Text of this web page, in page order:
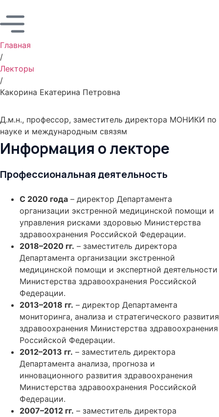
Главная
/
Лекторы
/
Какорина Екатерина Петровна
Какорина Екатерина
Петровна
Д.м.н., профессор, заместитель директора МОНИКИ по
науке и международным связям
Информация о лекторе
Профессиональная деятельность
С 2020 года – директор Департамента
организации экстренной медицинской помощи и
управления рисками здоровью Министерства
здравоохранения Российской Федерации.
2018–2020 гг. – заместитель директора
Департамента организации экстренной
медицинской помощи и экспертной деятельности
Министерства здравоохранения Российской
Федерации.
2013–2018 гг. – директор Департамента
мониторинга, анализа и стратегического развития
здравоохранения Министерства здравоохранения
Российской Федерации.
2012–2013 гг. – заместитель директора
Департамента анализа, прогноза и
инновационного развития здравоохранения
Министерства здравоохранения Российской
Федерации.
2007–2012 гг. – заместитель директора